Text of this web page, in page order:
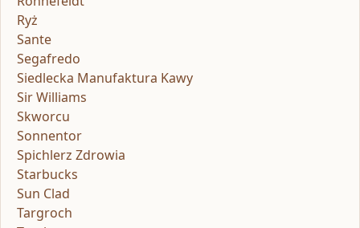
Ryż
Sante
Segafredo
Siedlecka Manufaktura Kawy
Sir Williams
Skworcu
Sonnentor
Spichlerz Zdrowia
Starbucks
Sun Clad
Targroch